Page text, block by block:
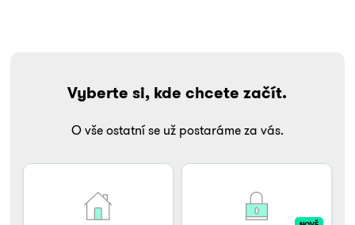
Vyberte si, kde chcete začít.
O vše ostatní se už postaráme za vás.